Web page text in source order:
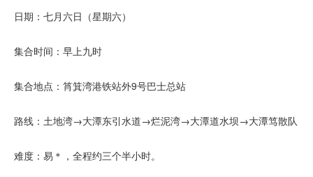
日期：七月六日（星期六）
集合时间：早上九时
集合地点：筲箕湾港铁站外9号巴士总站
路线：土地湾→大潭东引水道→烂泥湾→大潭道水坝→大潭笃散队
难度：易＊，全程约三个半小时。